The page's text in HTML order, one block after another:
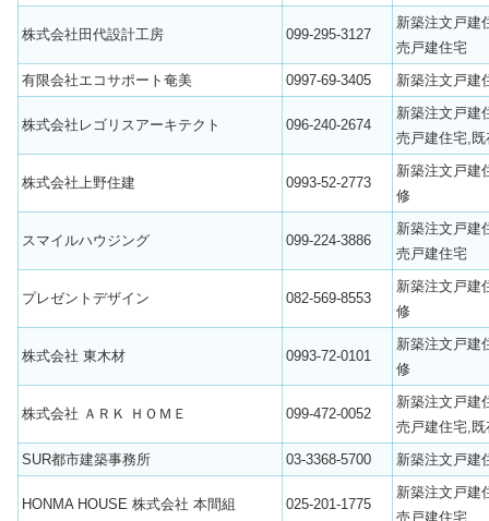
株式会社田代設計工房 099-295-3127
新築注文戸建
売戸建住宅
有限会社エコサポート奄美
0997-69-3405 新築注文戸建
株式会社レゴリスアーキテクト 096-240-2674
新築注文戸建
売戸建住宅,既
株式会社上野住建 0993-52-2773
新築注文戸建
修
スマイルハウジング 099-224-3886
新築注文戸建
売戸建住宅
プレゼントデザイン 082-569-8553
新築注文戸建
修
株式会社 東木材 0993-72-0101
新築注文戸建
修
株式会社 ＡＲＫ ＨＯＭＥ 099-472-0052
新築注文戸建
売戸建住宅,既
SUR都市建築事務所
03-3368-5700 新築注文戸建
HONMA HOUSE 株式会社 本間組 025-201-1775
新築注文戸建
売戸建住宅